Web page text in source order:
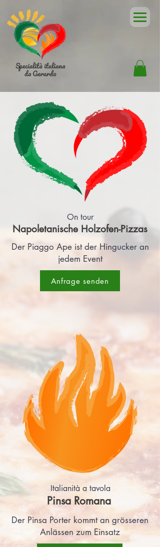
On tour
Napoletanische Holzofen-Pizzas
Der Piaggo Ape ist der Hingucker an
jedem Event
Anfrage senden
Italianità a tavola
Pinsa Romana
Der Pinsa Porter kommt an grösseren
Anlässen zum Einsatz